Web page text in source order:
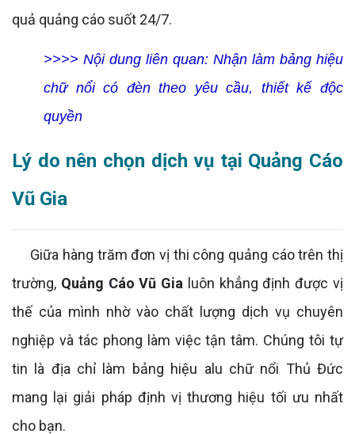
quả quảng cáo suốt 24/7.
>>>> Nội dung liên quan: Nhận làm bảng hiệu
chữ nổi có đèn theo yêu cầu, thiết kế độc
quyền
Lý do nên chọn dịch vụ tại Quảng Cáo
Vũ Gia
Giữa hàng trăm đơn vị thi công quảng cáo trên thị
trường, Quảng Cáo Vũ Gia luôn khẳng định được vị
thế của mình nhờ vào chất lượng dịch vụ chuyên
nghiệp và tác phong làm việc tận tâm. Chúng tôi tự
tin là địa chỉ làm bảng hiệu alu chữ nổi Thủ Đức
mang lại giải pháp định vị thương hiệu tối ưu nhất
cho bạn.